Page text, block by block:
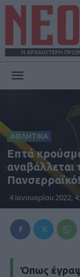
Η ΑΡΧΑΙΟΤΕΡΗ
ΑΘΛΗΤΙΚΑ
Επτά
αναβάλλεται
Πανσερραϊκό!
4 Ιανουαρίου 2022,
Όπως